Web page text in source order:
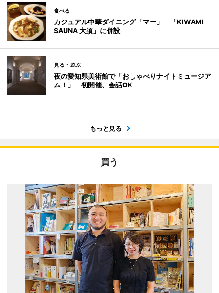
食べる
カジュアル中華ダイニング「マー」 「KIWAMI
SAUNA 大須」に併設
見る・遊ぶ
夜の愛知県美術館で「おしゃべりナイトミュージア
ム！」 初開催、会話OK
もっと見る
買う